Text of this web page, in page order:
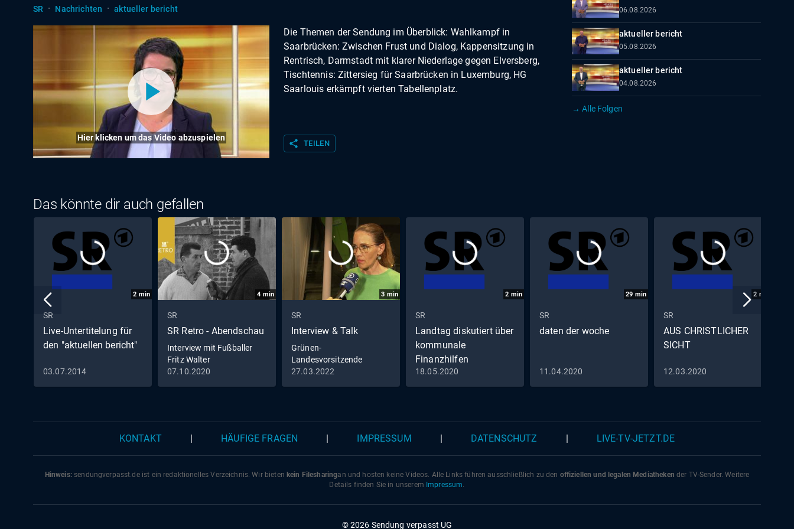
SR · Nachrichten · aktueller bericht
Hier klicken um das Video abzuspielen
Die Themen der Sendung im Überblick: Wahlkampf in
Saarbrücken: Zwischen Frust und Dialog, Kappensitzung in
Rentrisch, Darmstadt mit klarer Niederlage gegen Elversberg,
Tischtennis: Zittersieg für Saarbrücken in Luxemburg, HG
Saarlouis erkämpft vierten Tabellenplatz.
share TEILEN
06.08.2026
aktueller bericht
05.08.2026
aktueller bericht
04.08.2026
→ Alle Folgen
Das könnte dir auch gefallen
2 min
SR
Live-Untertitelung für
den "aktuellen bericht"
03.07.2014
4 min
SR
SR Retro - Abendschau
Interview mit Fußballer
Fritz Walter
07.10.2020
3 min
SR
Interview & Talk
Grünen-
Landesvorsitzende
Sullenberger: Von
27.03.2022
2 min
SR
Landtag diskutiert über
kommunale
Finanzhilfen
18.05.2020
29 min
SR
daten der woche
11.04.2020
2 min
SR
AUS CHRISTLICHER
SICHT
12.03.2020
KONTAKT HÄUFIGE FRAGEN IMPRESSUM DATENSCHUTZ LIVE-TV-JETZT.DE
Hinweis:sendungverpasst.deist ein redaktionelles Verzeichnis. Wir bieten kein Filesharingan und hosten keine Videos. Alle Links führen ausschließlich zu den offiziellen und legalen Mediatheken der TV-Sender. Weitere
Details finden Sie in unserem Impressum.
© 2026 Sendung verpasst UG